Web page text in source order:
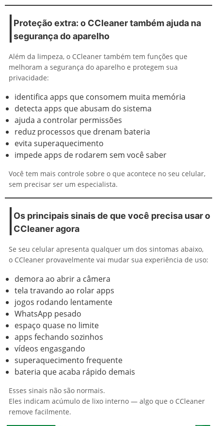
Proteção extra: o CCleaner também ajuda na
segurança do aparelho
Além da limpeza, o CCleaner também tem funções que
melhoram a segurança do aparelho e protegem sua
privacidade:
identifica apps que consomem muita memória
detecta apps que abusam do sistema
ajuda a controlar permissões
reduz processos que drenam bateria
evita superaquecimento
impede apps de rodarem sem você saber
Você tem mais controle sobre o que acontece no seu celular,
sem precisar ser um especialista.
Os principais sinais de que você precisa usar o
CCleaner agora
Se seu celular apresenta qualquer um dos sintomas abaixo,
o CCleaner provavelmente vai mudar sua experiência de uso:
demora ao abrir a câmera
tela travando ao rolar apps
jogos rodando lentamente
WhatsApp pesado
espaço quase no limite
apps fechando sozinhos
vídeos engasgando
superaquecimento frequente
bateria que acaba rápido demais
Esses sinais não são normais.
Eles indicam acúmulo de lixo interno — algo que o CCleaner
remove facilmente.